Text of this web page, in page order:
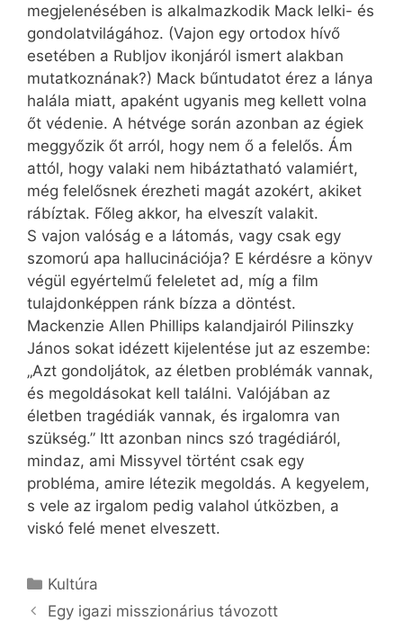
megjelenésében is alkalmazkodik Mack lelki- és
gondolatvilágához. (Vajon egy ortodox hívő
esetében a Rubljov ikonjáról ismert alakban
mutatkoznának?) Mack bűntudatot érez a lánya
halála miatt, apaként ugyanis meg kellett volna
őt védenie. A hétvége során azonban az égiek
meggyőzik őt arról, hogy nem ő a felelős. Ám
attól, hogy valaki nem hibáztatható valamiért,
még felelősnek érezheti magát azok­ért, akiket
rábíztak. Főleg akkor, ha elveszít valakit.
S vajon valóság e a látomás, vagy csak egy
szomorú apa hallucinációja? E kérdésre a könyv
végül egyértelmű feleletet ad, míg a film
tulajdonképpen ránk bízza a döntést.
Mackenzie Allen Phillips kalandjairól Pilinszky
János sokat idézett kijelentése jut az eszembe:
„Azt gondoljátok, az életben problémák vannak,
és megoldásokat kell találni. Valójában az
életben tragédiák vannak, és irgalomra van
szükség.” Itt azonban nincs szó tragédiáról,
mindaz, ami Missyvel történt csak egy
probléma, amire létezik megoldás. A kegyelem,
s vele az irgalom pedig valahol útközben, a
viskó felé menet elveszett.
Kategória
Kultúra
Egy igazi misszionárius távozott